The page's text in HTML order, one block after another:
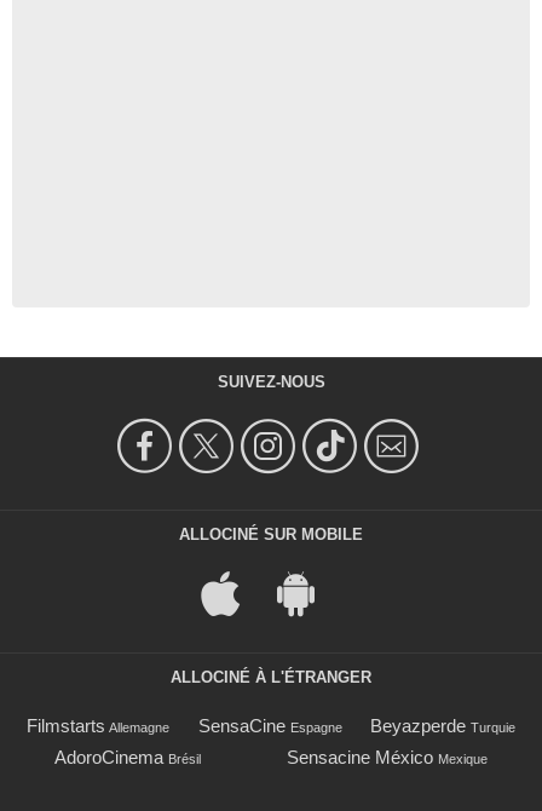
SUIVEZ-NOUS
ALLOCINÉ SUR MOBILE
ALLOCINÉ À L'ÉTRANGER
Filmstarts Allemagne SensaCine Espagne Beyazperde Turquie
AdoroCinema Brésil Sensacine México Mexique